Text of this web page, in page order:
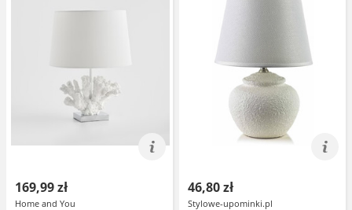
169,99 zł
Home and You
46,80 zł
Stylowe-upominki.pl